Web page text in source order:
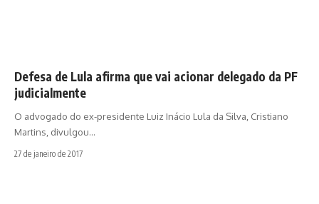
Defesa de Lula afirma que vai acionar delegado da PF
judicialmente
O advogado do ex-presidente Luiz Inácio Lula da Silva, Cristiano
Martins, divulgou…
27 de janeiro de 2017